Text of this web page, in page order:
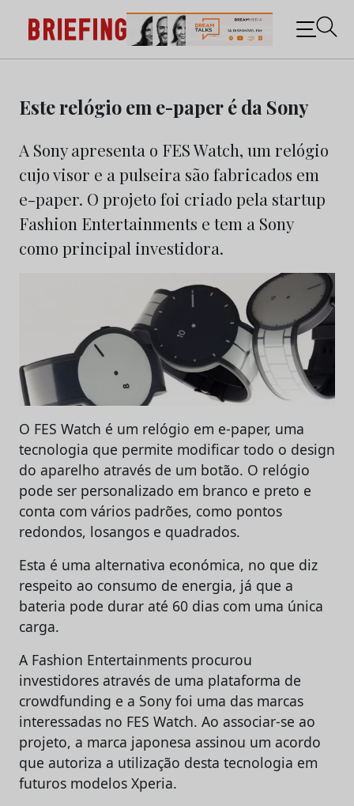
content
Briefing: Todas as notícias sobre os negócios do
Marketing e da Publicidade
Este relógio em e-paper é da Sony
A Sony apresenta o FES Watch, um relógio
cujo visor e a pulseira são fabricados em
e-paper. O projeto foi criado pela startup
Fashion Entertainments e tem a Sony
como principal investidora.
O FES Watch é um relógio em e-paper, uma
tecnologia que permite modificar todo o design
do aparelho através de um botão. O relógio
pode ser personalizado em branco e preto e
conta com vários padrões, como pontos
redondos, losangos e quadrados.
Esta é uma alternativa económica, no que diz
respeito ao consumo de energia, já que a
bateria pode durar até 60 dias com uma única
carga.
A Fashion Entertainments procurou
investidores através de uma plataforma de
crowdfunding e a Sony foi uma das marcas
interessadas no FES Watch. Ao associar-se ao
projeto, a marca japonesa assinou um acordo
que autoriza a utilização desta tecnologia em
futuros modelos Xperia.